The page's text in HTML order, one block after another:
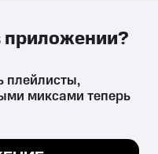
причиняет вред здоровью,
сайте все
плейлисты,
миксами теперь